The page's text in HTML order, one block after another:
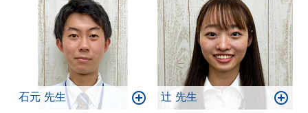
石元 先生 辻 先生